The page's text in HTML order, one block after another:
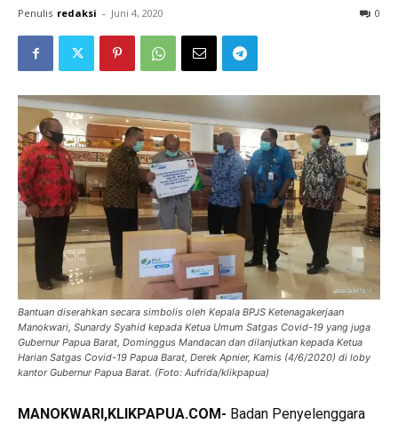
Penulis redaksi - Juni 4, 2020 0
Bantuan diserahkan secara simbolis oleh Kepala BPJS Ketenagakerjaan
Manokwari, Sunardy Syahid kepada Ketua Umum Satgas Covid-19 yang juga
Gubernur Papua Barat, Dominggus Mandacan dan dilanjutkan kepada Ketua
Harian Satgas Covid-19 Papua Barat, Derek Apnier, Kamis (4/6/2020) di loby
kantor Gubernur Papua Barat. (Foto: Aufrida/klikpapua)
MANOKWARI,KLIKPAPUA.COM- Badan Penyelenggara